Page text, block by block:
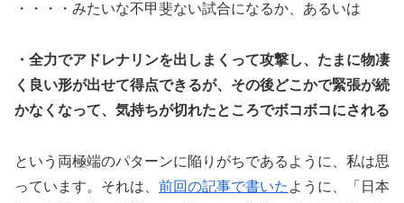
・・・・みたいな不甲斐ない試合になるか、あるいは
・全力でアドレナリンを出しまくって攻撃し、たまに物凄
く良い形が出せて得点できるが、その後どこかで緊張が続
かなくなって、気持ちが切れたところでボコボコにされる
という両極端のパターンに陥りがちであるように、私は思
っています。それは、 前回の記事で書いた ように、「日本